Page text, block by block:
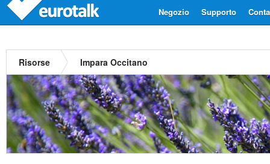
Supporto
Negozio
Risorse Impara Occitano